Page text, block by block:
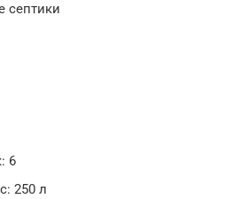
септики
6
250 л